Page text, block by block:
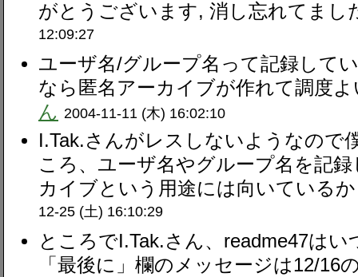
がとうございます, 消し忘れてまし
12:09:27
ユーザ名/グループ名って記録して
なら匿名アーカイブが作れて調度
ん 2004-11-11 (木) 16:02:10
I.Tak.さんがレスしないようなので
ころ、ユーザ名やグループ名を記
カイブという用途には向いている
12-25 (土) 16:10:29
ところでI.Tak.さん、readme47は
「最後に」欄のメッセージは12/16